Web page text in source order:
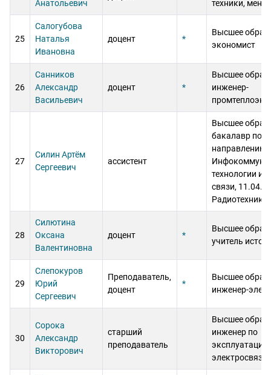
Анатольевич
техники,
25
Салогубова
Наталья
Ивановна
доцент *
Высшее
экономист
26
Санников
Александр
Васильевич
доцент *
Высшее
инженер-
27
Силин Артём
Сергеевич
ассистент
Высшее
бакалавр по
направлению
технологии и
связи,
Радиотехника
28
Силютина
Оксана
Валентиновна
доцент *
Высшее
учитель
29
Слепокуров
Юрий
Сергеевич
Преподаватель,
доцент
*
Высшее
инженер-
30
Сорока
Александр
Викторович
старший
преподаватель
Высшее
инженер по
эксплуатации
электросвязи